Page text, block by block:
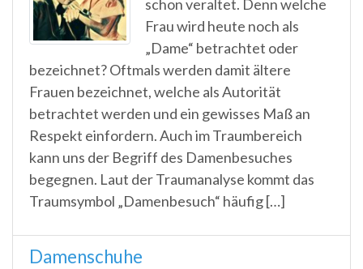
schon veraltet. Denn welche
Frau wird heute noch als
„Dame“ betrachtet oder
bezeichnet? Oftmals werden damit ältere
Frauen bezeichnet, welche als Autorität
betrachtet werden und ein gewisses Maß an
Respekt einfordern. Auch im Traumbereich
kann uns der Begriff des Damenbesuches
begegnen. Laut der Traumanalyse kommt das
Traumsymbol „Damenbesuch“ häufig […]
Damenschuhe